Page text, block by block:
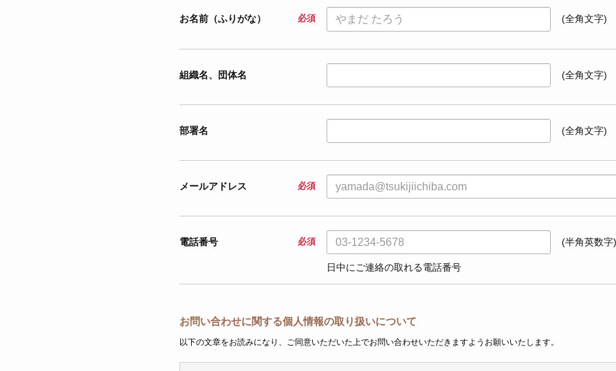
お名前（ふりがな） 必須 (全角文字)
組織名、団体名 (全角文字)
部署名 (全角文字)
メールアドレス 必須
電話番号 必須
日中にご連絡の取れる電話番号
(半角英数字)
お問い合わせに関する個人情報の取り扱いについて
以下の文章をお読みになり、ご同意いただいた上でお問い合わせいただきますようお願いいたします。